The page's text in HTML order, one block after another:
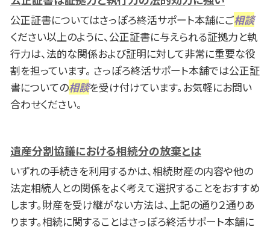
公正証書についてはさっぽろ終活サポート本舗にご相談
ください以上のように、公正証書に与えられる証拠力と執
行力は、法的な関係および証明に対して非常に重要な役
割を担っています。 さっぽろ終活サポート本舗では公正証
書についての相談を受け付けています。お気軽にお問い
合わせください。
遺産分割協議における相続分の放棄とは
いずれの手続きを利用するかは、相続財産の内容や他の
法定相続人との関係をよく考えて選択することをおすすめ
します。財産を受け継がない方法は、上記の通り２通りあ
ります。相続に関することはさっぽろ終活サポート本舗に